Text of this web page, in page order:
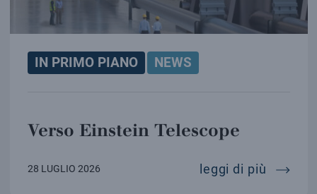
IN PRIMO PIANO NEWS
Verso Einstein Telescope
28 LUGLIO 2026 leggi di più verso